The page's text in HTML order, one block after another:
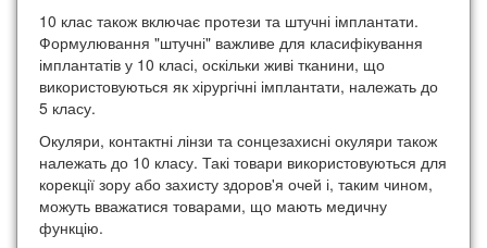
10 клас також включає протези та штучні імплантати.
Формулювання "штучні" важливе для класифікування
імплантатів у 10 класі, оскільки живі тканини, що
використовуються як хірургічні імплантати, належать до
5 класу.
Окуляри, контактні лінзи та сонцезахисні окуляри також
належать до 10 класу. Такі товари використовуються для
корекції зору або захисту здоров'я очей і, таким чином,
можуть вважатися товарами, що мають медичну
функцію.